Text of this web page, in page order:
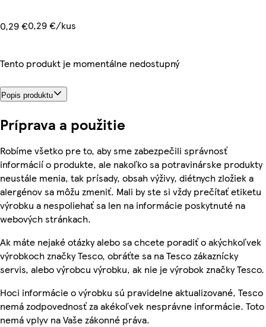
0,29 €0,29 €/kus
Tento produkt je momentálne nedostupný
Popis produktu
Príprava a použitie
Robíme všetko pre to, aby sme zabezpečili správnosť
informácií o produkte, ale nakoľko sa potravinárske produkty
neustále menia, tak prísady, obsah výživy, diétnych zložiek a
alergénov sa môžu zmeniť. Mali by ste si vždy prečítať etiketu
výrobku a nespoliehať sa len na informácie poskytnuté na
webových stránkach.
Ak máte nejaké otázky alebo sa chcete poradiť o akýchkoľvek
výrobkoch značky Tesco, obráťte sa na Tesco zákaznícky
servis, alebo výrobcu výrobku, ak nie je výrobok značky Tesco.
Hoci informácie o výrobku sú pravidelne aktualizované, Tesco
nemá zodpovednosť za akékoľvek nesprávne informácie. Toto
nemá vplyv na Vaše zákonné práva.